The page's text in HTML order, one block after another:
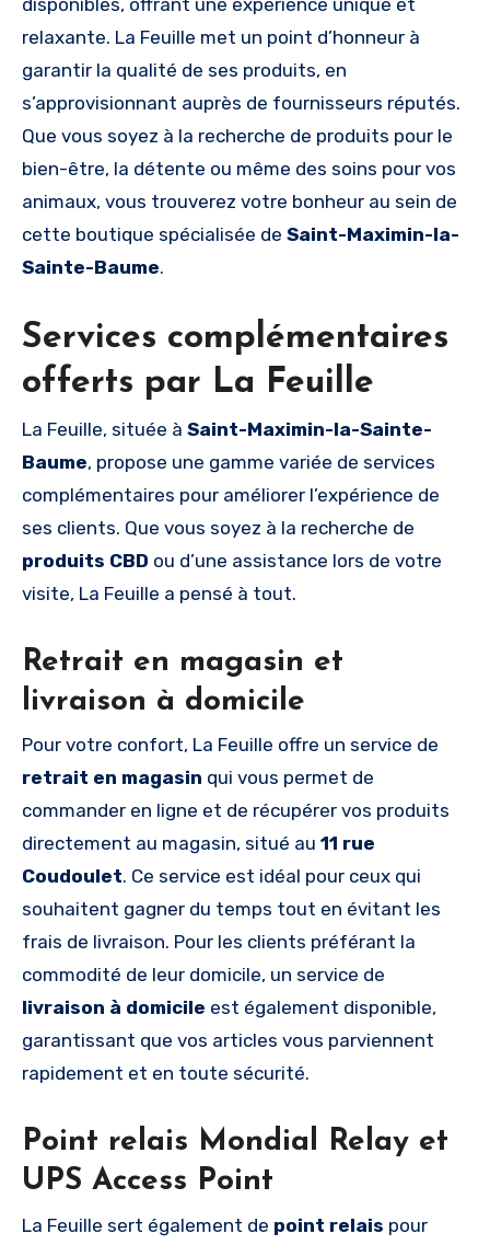
relaxante. La Feuille met un point d’honneur à
garantir la qualité de ses produits, en
s’approvisionnant auprès de fournisseurs réputés.
Que vous soyez à la recherche de produits pour le
bien-être, la détente ou même des soins pour vos
animaux, vous trouverez votre bonheur au sein de
cette boutique spécialisée de Saint-Maximin-la-
Sainte-Baume.
Services complémentaires
offerts par La Feuille
La Feuille, située à Saint-Maximin-la-Sainte-
Baume, propose une gamme variée de services
complémentaires pour améliorer l’expérience de
ses clients. Que vous soyez à la recherche de
produits CBD ou d’une assistance lors de votre
visite, La Feuille a pensé à tout.
Retrait en magasin et
livraison à domicile
Pour votre confort, La Feuille offre un service de
retrait en magasin qui vous permet de
commander en ligne et de récupérer vos produits
directement au magasin, situé au 11 rue
Coudoulet. Ce service est idéal pour ceux qui
souhaitent gagner du temps tout en évitant les
frais de livraison. Pour les clients préférant la
commodité de leur domicile, un service de
livraison à domicile est également disponible,
garantissant que vos articles vous parviennent
rapidement et en toute sécurité.
Point relais Mondial Relay et
UPS Access Point
La Feuille sert également de point relais pour